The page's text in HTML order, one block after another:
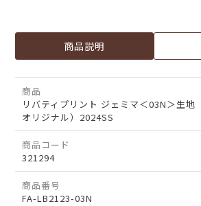
商品説明
商品
リバティプリント ジェミマ＜03N＞生地
オリジナル）2024SS
商品コード
321294
商品番号
FA-LB2123-03N